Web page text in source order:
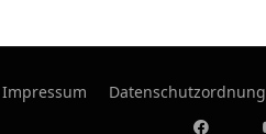
Impressum Datenschutzordnung